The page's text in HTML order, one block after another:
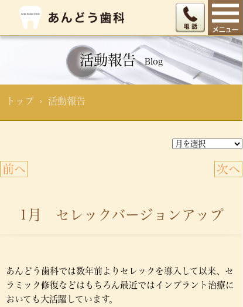
活動報告 Blog
トップ › 活動報告
次へ
前へ
1月 セレックバージョンアップ
あんどう歯科では数年前よりセレックを導入して以来、セ
ラミック修復などはもちろん最近ではインプラント治療に
おいても大活躍しています。